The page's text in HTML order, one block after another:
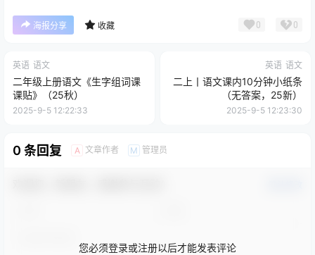
海报分享 收藏 0 0
英语 语文
二年级上册语文《生字组词课
课贴》（25秋）
2025-9-5 12:22:33
英语 语文
二上丨语文课内10分钟小纸条
（无答案，25新）
2025-9-5 12:23:30
0 条回复 A 文章作者 M 管理员
您必须登录或注册以后才能发表评论